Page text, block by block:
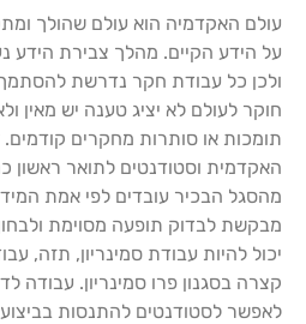
עולם האקדמיה הוא עולם שהולך
על הידע הקיים. מהלך צבירת הידע
ולכן כל עבודת חקר נדרשת להסתמך
חוקר לעולם לא יציג טענה יש מאין
תומכות או סותרות מחקרים
האקדמית וסטודנטים לתואר ראשון
מהסגל הבכיר עובדים לפי אמת
מבקשת לבדוק תופעה מסוימת
יכול להיות עבודת סמינריון, תזה,
קצרה בסגנון פרו סמינריון. עבודה
לאפשר לסטודנטים להתנסות